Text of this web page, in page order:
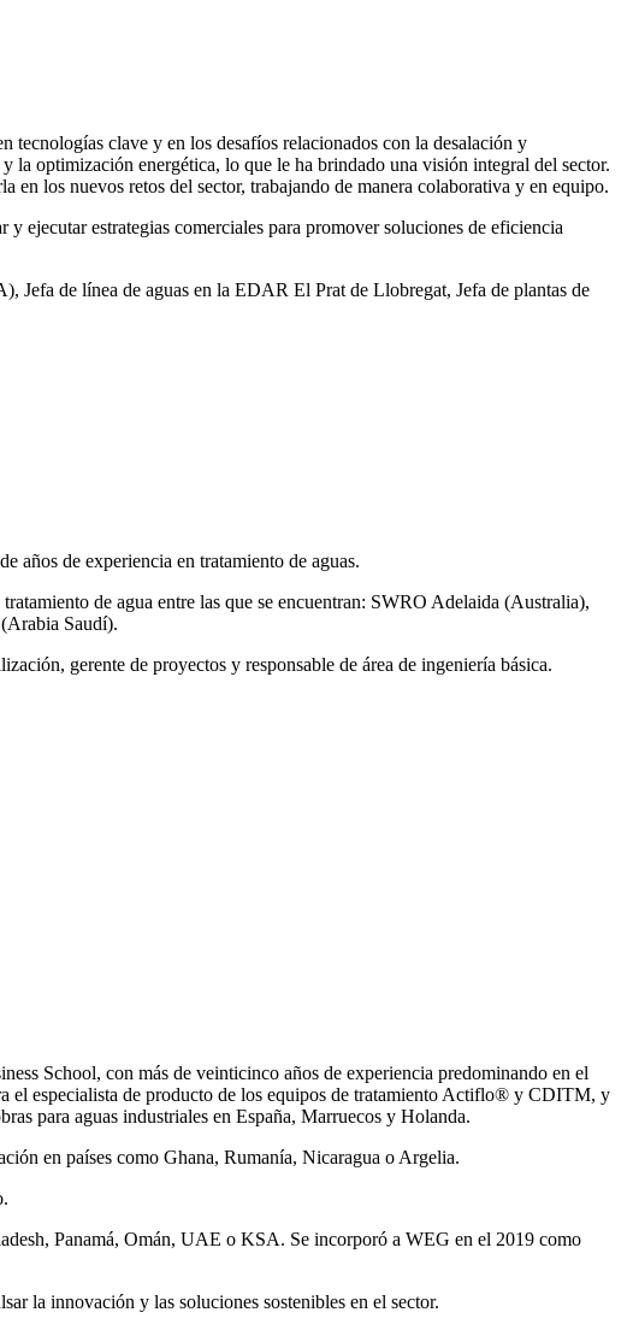
clave y en los desafíos relacionados con la desalación y
la optimización energética, lo que le ha brindado una visión integral del sector.
los nuevos retos del sector, trabajando de manera colaborativa y en equipo.
estrategias comerciales para promover soluciones de eficiencia
de línea de aguas en la EDAR El Prat de Llobregat, Jefa de plantas de
años de experiencia en tratamiento de aguas.
de agua entre las que se encuentran: SWRO Adelaida (Australia),
Saudí).
gerente de proyectos y responsable de área de ingeniería básica.
School, con más de veinticinco años de experiencia predominando en el
el especialista de producto de los equipos de tratamiento Actiflo® y CDITM, y
para aguas industriales en España, Marruecos y Holanda.
en países como Ghana, Rumanía, Nicaragua o Argelia.
Panamá, Omán, UAE o KSA. Se incorporó a WEG en el 2019 como
la innovación y las soluciones sostenibles en el sector.